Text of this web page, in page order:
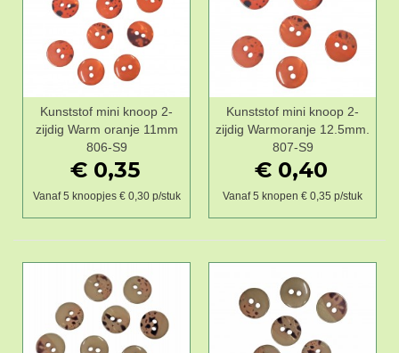
Kunststof mini knoop 2-
zijdig Warm oranje 11mm
806-S9
€ 0,35
Vanaf 5 knoopjes € 0,30 p/stuk
Kunststof mini knoop 2-
zijdig Warmoranje 12.5mm.
807-S9
€ 0,40
Vanaf 5 knopen € 0,35 p/stuk